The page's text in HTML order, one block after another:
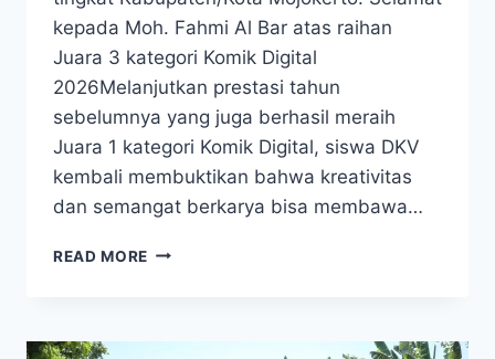
kepada Moh. Fahmi Al Bar atas raihan
Juara 3 kategori Komik Digital
2026Melanjutkan prestasi tahun
sebelumnya yang juga berhasil meraih
Juara 1 kategori Komik Digital, siswa DKV
kembali membuktikan bahwa kreativitas
dan semangat berkarya bisa membawa…
READ MORE DKV
KEMBALI